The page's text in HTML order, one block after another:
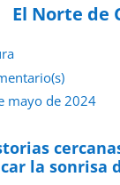
El Norte de
mayo de 2024
la sonrisa